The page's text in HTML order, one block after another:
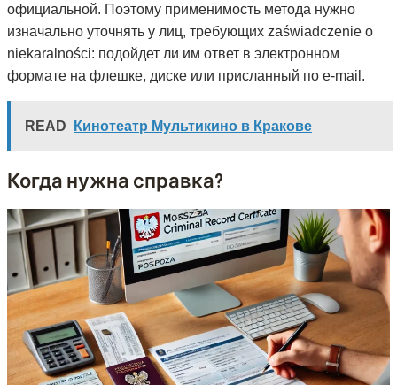
официальной. Поэтому применимость метода нужно
изначально уточнять у лиц, требующих zaświadczenie o
niekaralności: подойдет ли им ответ в электронном
формате на флешке, диске или присланный по e-mail.
READ Кинотеатр Мультикино в Кракове
Когда нужна справка?